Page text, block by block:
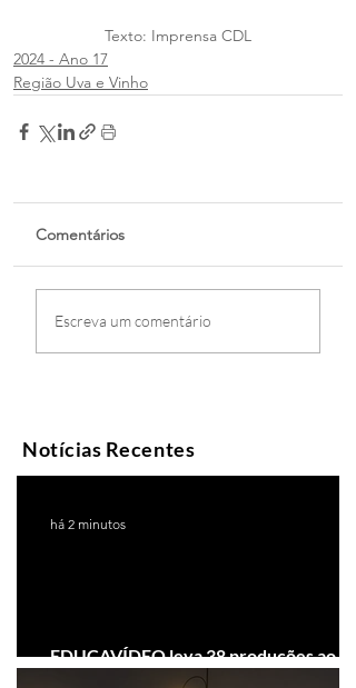
Texto: Imprensa CDL
2024 - Ano 17
Região Uva e Vinho
Comentários
Escreva um comentário
Notícias Recentes
EDUCAVÍDEO leva 38 produções ao
Festival de Cinema de Gramado
há 2 minutos